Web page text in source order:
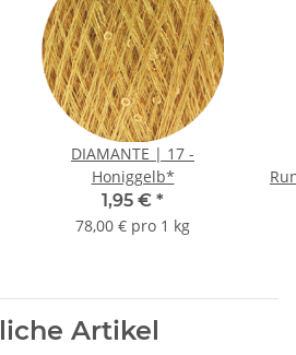
DIAMANTE | 17 -
Honiggelb*
1,95 € *
78,00 € pro 1 kg
Artikel